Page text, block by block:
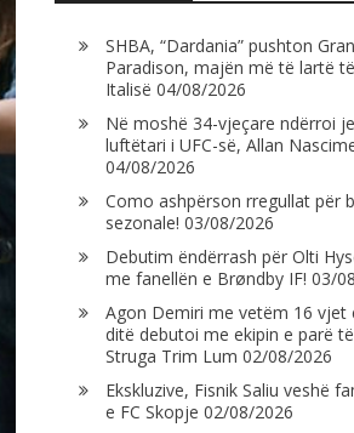
SHBA, “Dardania” pushton Gran
Paradison, majën më të lartë të
Italisë 04/08/2026
Në moshë 34-vjeçare ndërroi
luftëtari i UFC-së, Allan
04/08/2026
Como ashpërson rregullat për
sezonale! 03/08/2026
Debutim ëndërrash për Olti
me fanellën e Brøndby IF! 03/
Agon Demiri me vetëm 16 vjet
ditë debutoi me ekipin e parë të
Struga Trim Lum 02/08/2026
Ekskluzive, Fisnik Saliu veshë
e FC Skopje 02/08/2026